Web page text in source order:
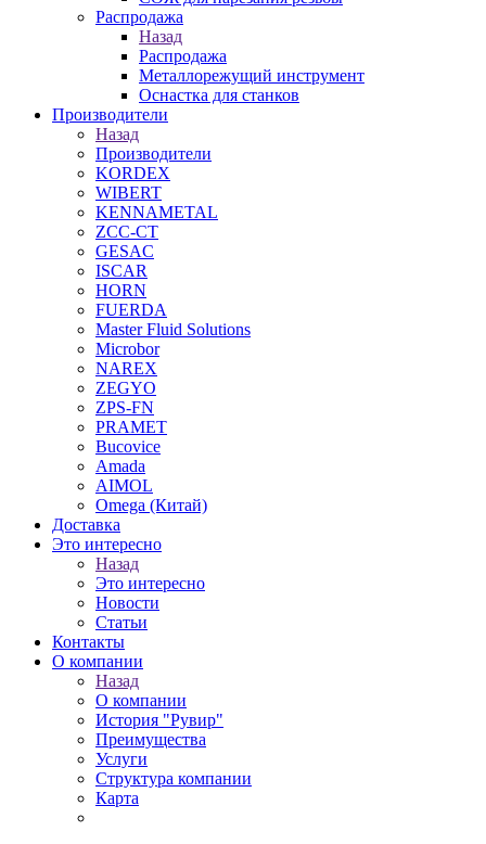
Распродажа
Назад
Распродажа
Металлорежущий инструмент
Оснастка для станков
Производители
Назад
Производители
KORDEX
WIBERT
KENNAMETAL
ZCC-CT
GESAC
ISCAR
HORN
FUERDA
Master Fluid Solutions
Microbor
NAREX
ZEGYO
ZPS-FN
PRAMET
Bucovice
Amada
AIMOL
Omega (Китай)
Доставка
Это интересно
Назад
Это интересно
Новости
Статьи
Контакты
О компании
Назад
О компании
История "Рувир"
Преимущества
Услуги
Структура компании
Карта